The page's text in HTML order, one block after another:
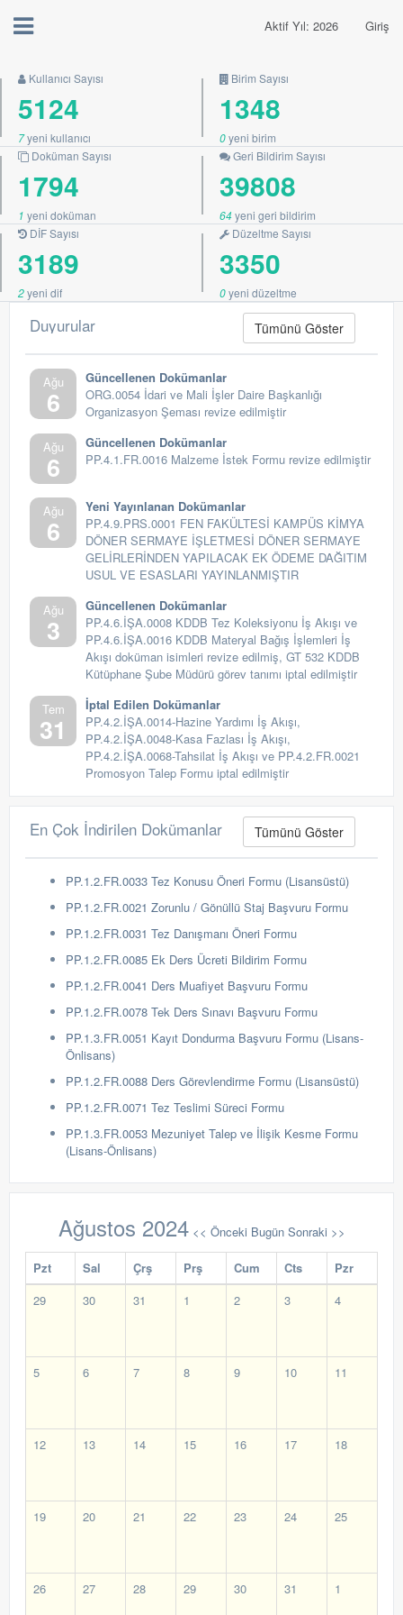
Giriş
Aktif Yıl: 2026
Kullanıcı Sayısı
5124
7yeni kullanıcı
Birim Sayısı
1348
0yeni birim
Doküman Sayısı
1794
1 yeni doküman
Geri Bildirim Sayısı
39808
64yeni geri bildirim
DİF Sayısı
3189
2yeni dif
Düzeltme Sayısı
3350
0yeni düzeltme
Duyurular Tümünü Göster
Ağu
6
Güncellenen Dokümanlar
ORG.0054 İdari ve Mali İşler Daire Başkanlığı
Organizasyon Şeması revize edilmiştir
Ağu
6
Güncellenen Dokümanlar
PP.4.1.FR.0016 Malzeme İstek Formu revize edilmiştir
Ağu
6
Yeni Yayınlanan Dokümanlar
PP.4.9.PRS.0001 FEN FAKÜLTESİ KAMPÜS KİMYA
DÖNER SERMAYE İŞLETMESİ DÖNER SERMAYE
GELİRLERİNDEN YAPILACAK EK ÖDEME DAĞITIM
USUL VE ESASLARI YAYINLANMIŞTIR
Ağu
3
Güncellenen Dokümanlar
PP.4.6.İŞA.0008 KDDB Tez Koleksiyonu İş Akışı ve
PP.4.6.İŞA.0016 KDDB Materyal Bağış İşlemleri İş
Akışı doküman isimleri revize edilmiş, GT 532 KDDB
Kütüphane Şube Müdürü görev tanımı iptal edilmiştir
Tem
31
İptal Edilen Dokümanlar
PP.4.2.İŞA.0014-Hazine Yardımı İş Akışı,
PP.4.2.İŞA.0048-Kasa Fazlası İş Akışı,
PP.4.2.İŞA.0068-Tahsilat İş Akışı ve PP.4.2.FR.0021
Promosyon Talep Formu iptal edilmiştir
En Çok İndirilen Dokümanlar Tümünü Göster
PP.1.2.FR.0033 Tez Konusu Öneri Formu (Lisansüstü)
PP.1.2.FR.0021 Zorunlu / Gönüllü Staj Başvuru Formu
PP.1.2.FR.0031 Tez Danışmanı Öneri Formu
PP.1.2.FR.0085 Ek Ders Ücreti Bildirim Formu
PP.1.2.FR.0041 Ders Muafiyet Başvuru Formu
PP.1.2.FR.0078 Tek Ders Sınavı Başvuru Formu
PP.1.3.FR.0051 Kayıt Dondurma Başvuru Formu (Lisans-
Önlisans)
PP.1.2.FR.0088 Ders Görevlendirme Formu (Lisansüstü)
PP.1.2.FR.0071 Tez Teslimi Süreci Formu
PP.1.3.FR.0053 Mezuniyet Talep ve İlişik Kesme Formu
(Lisans-Önlisans)
Ağustos 2024 << Önceki Bugün Sonraki >>
Pzt Sal Çrş Prş Cum Cts
Pzr
29
30 31 1 2 3 4
5 6 7 8 9 10 11
12 13 14 15 16 17 18
19 20 21 22 23 24 25
26 27 28 29 30 31 1